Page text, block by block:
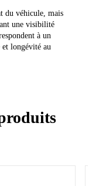
du véhicule, mais
une visibilité
à un
longévité au